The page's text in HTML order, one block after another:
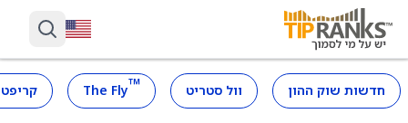
חדשות שוק ההון וול סטריט ™
The Fly